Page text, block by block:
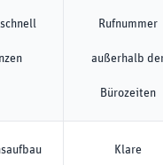
Rufnummer
außerhalb
Bürozeiten
Klare